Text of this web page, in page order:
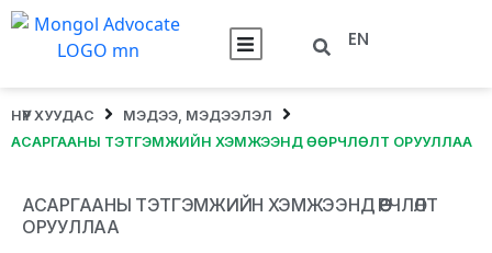
EN
НҮҮР ХУУДАС
МЭДЭЭ, МЭДЭЭЛЭЛ
АСАРГААНЫ ТЭТГЭМЖИЙН ХЭМЖЭЭНД ӨӨРЧЛӨЛТ ОРУУЛЛАА
АСАРГААНЫ ТЭТГЭМЖИЙН ХЭМЖЭЭНД ӨӨРЧЛӨЛТ
ОРУУЛЛАА